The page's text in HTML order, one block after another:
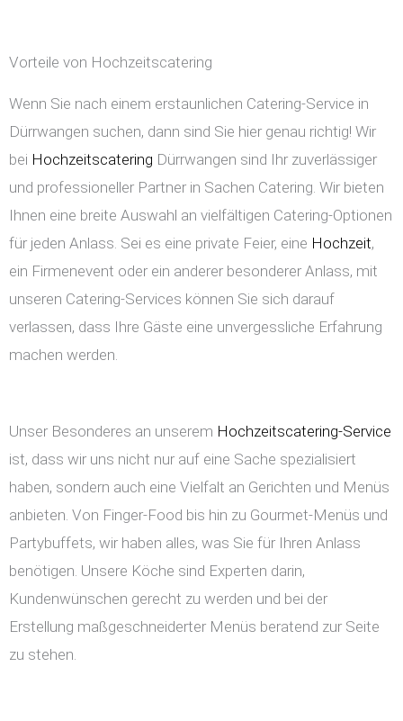
Vorteile von Hochzeitscatering
Wenn Sie nach einem erstaunlichen Catering-Service in
Dürrwangen suchen, dann sind Sie hier genau richtig! Wir
bei Hochzeitscatering Dürrwangen sind Ihr zuverlässiger
und professioneller Partner in Sachen Catering. Wir bieten
Ihnen eine breite Auswahl an vielfältigen Catering-Optionen
für jeden Anlass. Sei es eine private Feier, eine Hochzeit,
ein Firmenevent oder ein anderer besonderer Anlass, mit
unseren Catering-Services können Sie sich darauf
verlassen, dass Ihre Gäste eine unvergessliche Erfahrung
machen werden.
Unser Besonderes an unserem Hochzeitscatering-Service
ist, dass wir uns nicht nur auf eine Sache spezialisiert
haben, sondern auch eine Vielfalt an Gerichten und Menüs
anbieten. Von Finger-Food bis hin zu Gourmet-Menüs und
Partybuffets, wir haben alles, was Sie für Ihren Anlass
benötigen. Unsere Köche sind Experten darin,
Kundenwünschen gerecht zu werden und bei der
Erstellung maßgeschneiderter Menüs beratend zur Seite
zu stehen.